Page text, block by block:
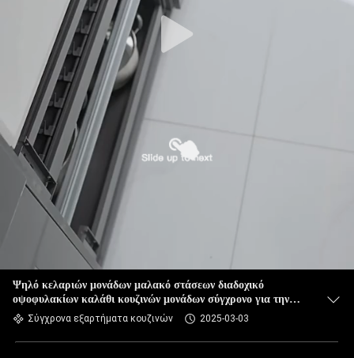
Ψηλό κελαριών μονάδων μαλακό στάσεων διαδοχικό
οψοφυλακίων καλάθι κουζινών μονάδων σύγχρονο για την
εγχώρια διακόσμηση
Σύγχρονα εξαρτήματα κουζινών 2025-03-03